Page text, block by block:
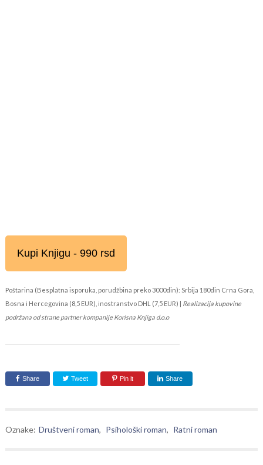
Kupi Knjigu - 990 rsd
Poštarina (Besplatna isporuka, porudžbina preko 3000din): Srbija 180din Crna Gora,
Bosna i Hercegovina (8,5 EUR), inostranstvo DHL (7,5 EUR) | Realizacija kupovine
podržana od strane partner kompanije Korisna Knjiga d.o.o
Share Tweet Pin it Share
Oznake: Društveni roman, Psihološki roman, Ratni roman